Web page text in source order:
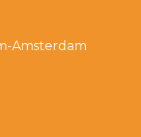
Amsterdam